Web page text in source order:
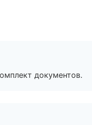
документов.